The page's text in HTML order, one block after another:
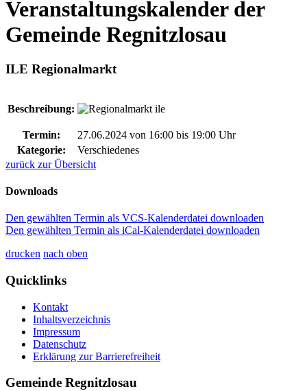
Veranstaltungskalender der
Gemeinde Regnitzlosau
ILE Regionalmarkt
Beschreibung:
Termin: 27.06.2024 von 16:00 bis 19:00 Uhr
Kategorie:
Verschiedenes
zurück zur Übersicht
Downloads
Den gewählten Termin als VCS-Kalenderdatei downloaden
Den gewählten Termin als iCal-Kalenderdatei downloaden
drucken nach oben
Quicklinks
Kontakt
Inhaltsverzeichnis
Impressum
Datenschutz
Erklärung zur Barrierefreiheit
Gemeinde Regnitzlosau